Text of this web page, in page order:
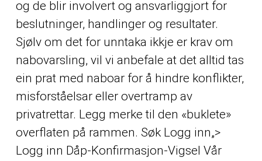
og de blir involvert og ansvarliggjort for
beslutninger, handlinger og resultater.
Sjølv om det for unntaka ikkje er krav om
nabovarsling, vil vi anbefale at det alltid tas
ein prat med naboar for å hindre konflikter,
misforståelsar eller overtramp av
privatrettar. Legg merke til den «buklete»
overflaten på rammen. Søk Logg inn„>
Logg inn Dåp-Konfirmasjon-Vigsel Vår